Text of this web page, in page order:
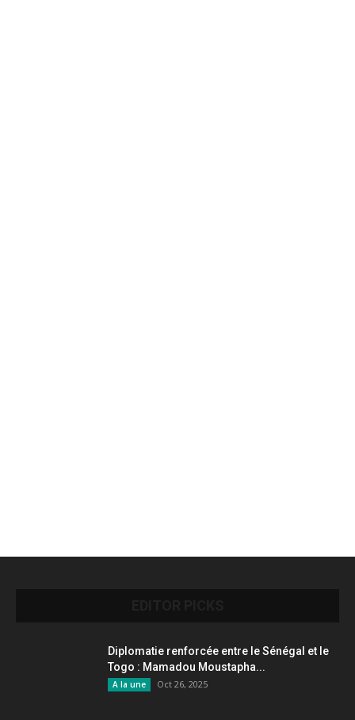
Diplomatie renforcée entre le Sénégal et le
Togo : Mamadou Moustapha...
A la une Oct 26, 2025